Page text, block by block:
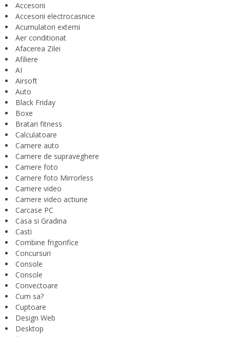
Accesorii
Accesorii electrocasnice
Acumulatori externi
Aer conditionat
Afacerea Zilei
Afiliere
AI
Airsoft
Auto
Black Friday
Boxe
Bratari fitness
Calculatoare
Camere auto
Camere de supraveghere
Camere foto
Camere foto Mirrorless
Camere video
Camere video actiune
Carcase PC
Casa si Gradina
Casti
Combine frigorifice
Concursuri
Console
Console
Convectoare
Cum sa?
Cuptoare
Design Web
Desktop